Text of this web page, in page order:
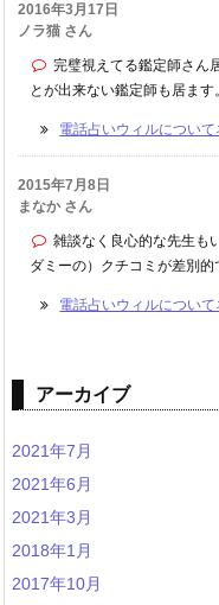
2016年3月17日
ノラ猫 さん
完璧視えてる鑑定師さん
とが出来ない鑑定師も居ま
電話占いウィルについ
2015年7月8日
まなか さん
雑談なく良心的な先生も
ダミーの）クチコミが差別
電話占いウィルについ
アーカイブ
2021年7月
2021年6月
2021年3月
2018年1月
2017年10月